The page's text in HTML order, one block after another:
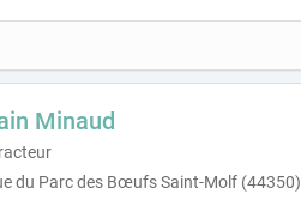
Minaud
du Parc des Bœufs Saint-Molf (44350)